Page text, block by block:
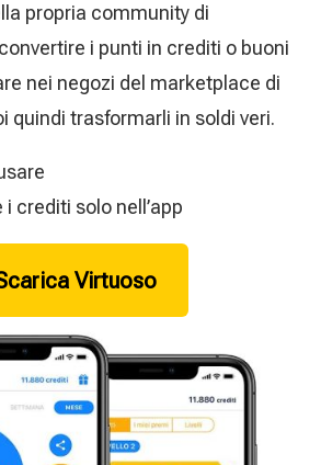
propria community di
i punti in crediti o buoni
nei negozi del marketplace di
quindi trasformarli in soldi veri.
i crediti solo nell’app
Virtuoso